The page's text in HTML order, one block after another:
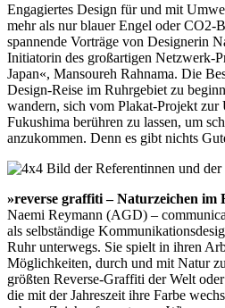
Engagiertes Design für und mit
mehr als nur blauer Engel oder CO2-
spannende Vorträge von Designerin
Initiatorin des großartigen Netzwerk-
Japan«, Mansoureh Rahnama. Die
Design-Reise im Ruhrgebiet zu
wandern, sich vom Plakat-Projekt zur
Fukushima berühren zu lassen, um
anzukommen. Denn es gibt nichts
»reverse graffiti – Naturzeichen im
Naemi Reymann (AGD) –
als selbständige
Ruhr unterwegs. Sie spielt in ihren
Möglichkeiten, durch und mit Natur
größten Reverse-Graffiti der Welt
die mit der Jahreszeit ihre Farbe